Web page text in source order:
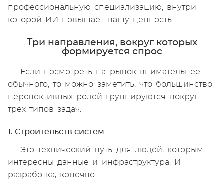
профессиональную специализацию, внутри
которой ИИ повышает вашу ценность.
Три направления, вокруг которых
формируется спрос
Если посмотреть на рынок внимательнее
обычного, то можно заметить, что большинство
перспективных ролей группируются вокруг
трех типов задач.
1. Строительств систем
Это технический путь для людей, которым
интересны данные и инфраструктура. И
разработка, конечно.